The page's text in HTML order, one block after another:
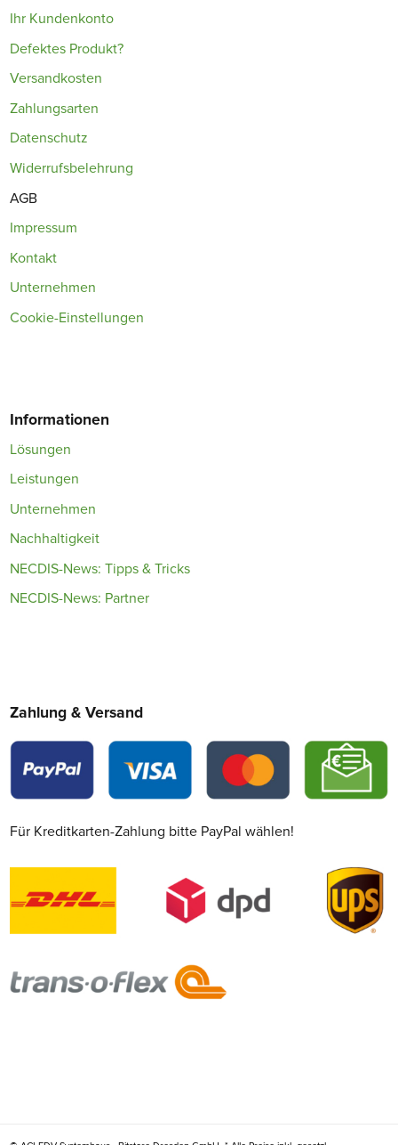
Ihr Kundenkonto
Defektes Produkt?
Versandkosten
Zahlungsarten
Datenschutz
Widerrufsbelehrung
AGB
Impressum
Kontakt
Unternehmen
Cookie-Einstellungen
Informationen
Lösungen
Leistungen
Unternehmen
Nachhaltigkeit
NECDIS-News: Tipps & Tricks
NECDIS-News: Partner
Zahlung & Versand
Für Kreditkarten-Zahlung bitte PayPal wählen!